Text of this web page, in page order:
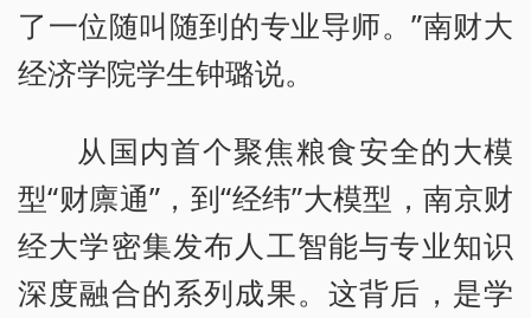
了一位随叫随到的专业导师。”南财大
经济学院学生钟璐说。
从国内首个聚焦粮食安全的大模
型“财廪通”，到“经纬”大模型，南京财
经大学密集发布人工智能与专业知识
深度融合的系列成果。这背后，是学